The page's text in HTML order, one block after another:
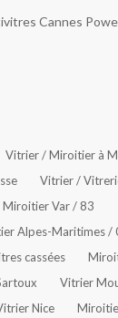
Cannes
Vitrier / Miroitier à
Vitrier /
Var / 83
Alpes-Maritimes /
cassées
Vitrier
Nice